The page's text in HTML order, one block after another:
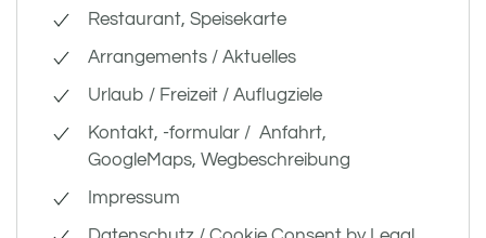
Restaurant, Speisekarte
Arrangements / Aktuelles
Urlaub / Freizeit / Auflugziele
Kontakt, -formular / Anfahrt,
GoogleMaps, Wegbeschreibung
Impressum